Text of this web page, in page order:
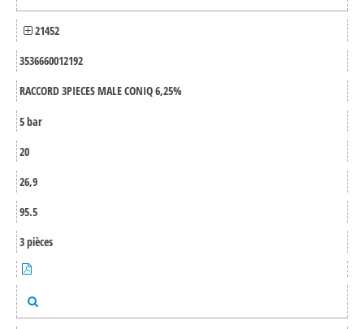
21452
3536660012192
RACCORD 3PIECES MALE CONIQ 6,25%
5 bar
20
26,9
95.5
3 pièces